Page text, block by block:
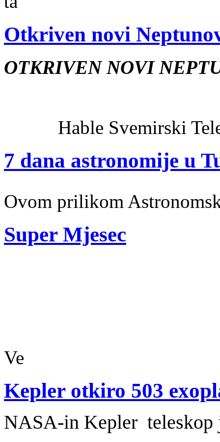
Otkriven novi
OTKRIVEN NOVI
Hable Svemirski
7 dana astronomije u
Ovom prilikom
Super Mjesec
Ve
Kepler otkiro 503
NASA-in Kepler teleskop